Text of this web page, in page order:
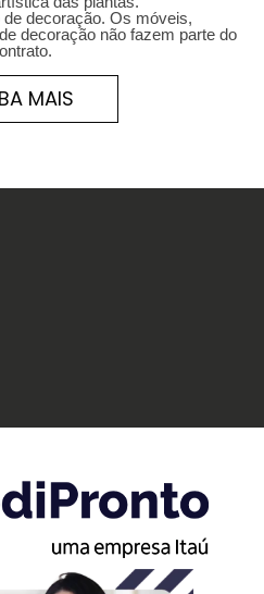
decoração. Os móveis,
decoração não fazem parte do
MAIS